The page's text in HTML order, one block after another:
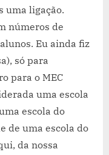
uma ligação.
números de
Eu ainda fiz
só para
para o MEC
uma escola
escola do
de uma escola do
da nossa